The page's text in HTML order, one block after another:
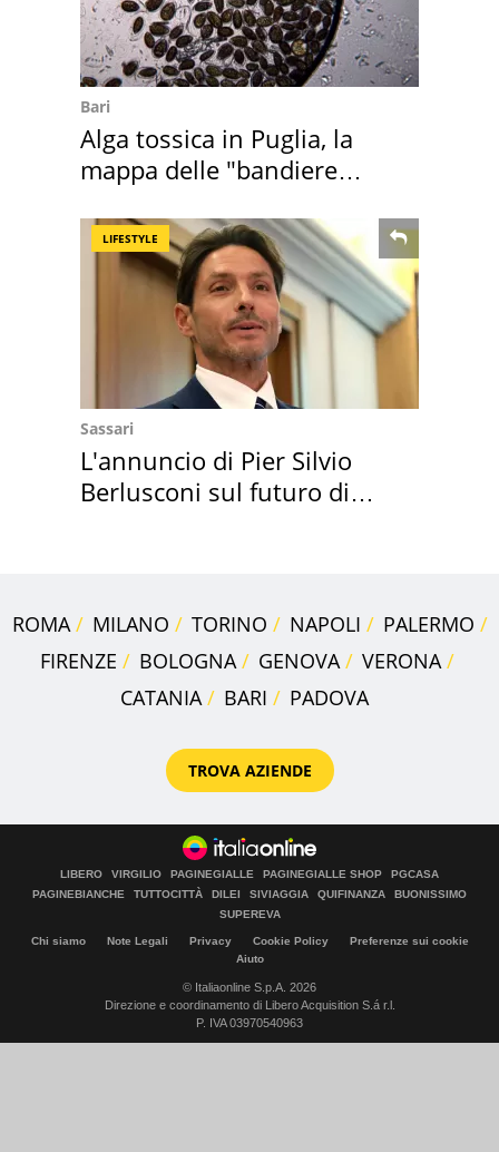
Bari
Alga tossica in Puglia, la
mappa delle "bandiere
LIFESTYLE
Sassari
L'annuncio di Pier Silvio
Berlusconi sul futuro di
ROMA MILANO TORINO NAPOLI
PALERMO
FIRENZE
BOLOGNA GENOVA
VERONA
CATANIA
BARI PADOVA
TROVA AZIENDE
LIBERO VIRGILIO PAGINEGIALLE PAGINEGIALLE SHOP
PGCASA
PAGINEBIANCHE
TUTTOCITTÀ DILEI SIVIAGGIA QUIFINANZA
BUONISSIMO
SUPEREVA
Chi siamo Note Legali Privacy Cookie Policy
Preferenze sui cookie
Aiuto
© Italiaonline S.p.A. 2026
Direzione e coordinamento di Libero Acquisition S.á r.l.
P. IVA 03970540963